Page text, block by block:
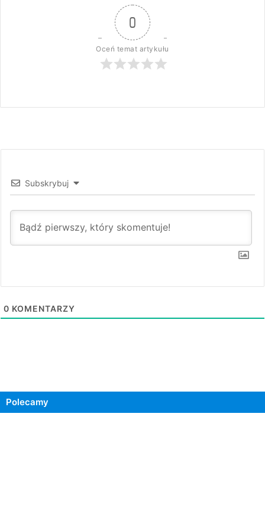
0
Oceń temat artykułu
Subskrybuj
0 KOMENTARZY
Polecamy